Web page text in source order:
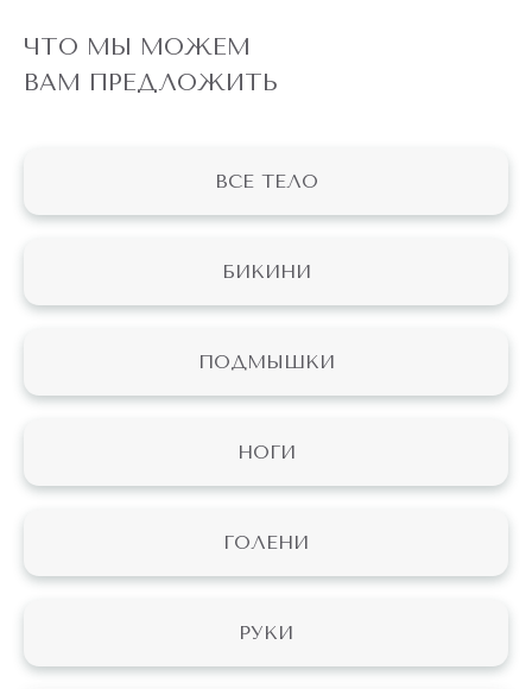
ЧТО МЫ МОЖЕМ
ВАМ ПРЕДЛОЖИТЬ
ВСЕ ТЕЛО
БИКИНИ
ПОДМЫШКИ
НОГИ
ГОЛЕНИ
РУКИ